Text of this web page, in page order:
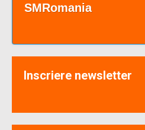
SMRomania
Noutati & Cercetari
Inscriere newsletter